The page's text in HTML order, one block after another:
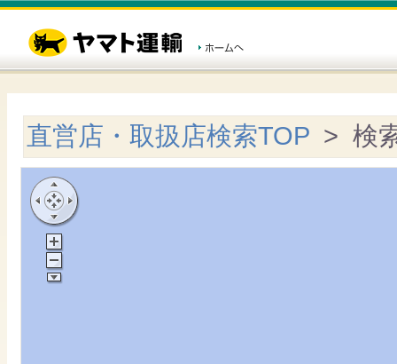
直営店・取扱店検索TOP > 検